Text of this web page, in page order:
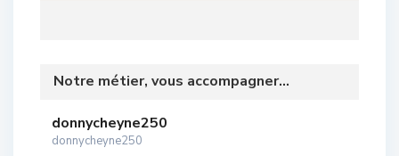
Notre métier, vous accompagner...
donnycheyne250
donnycheyne250